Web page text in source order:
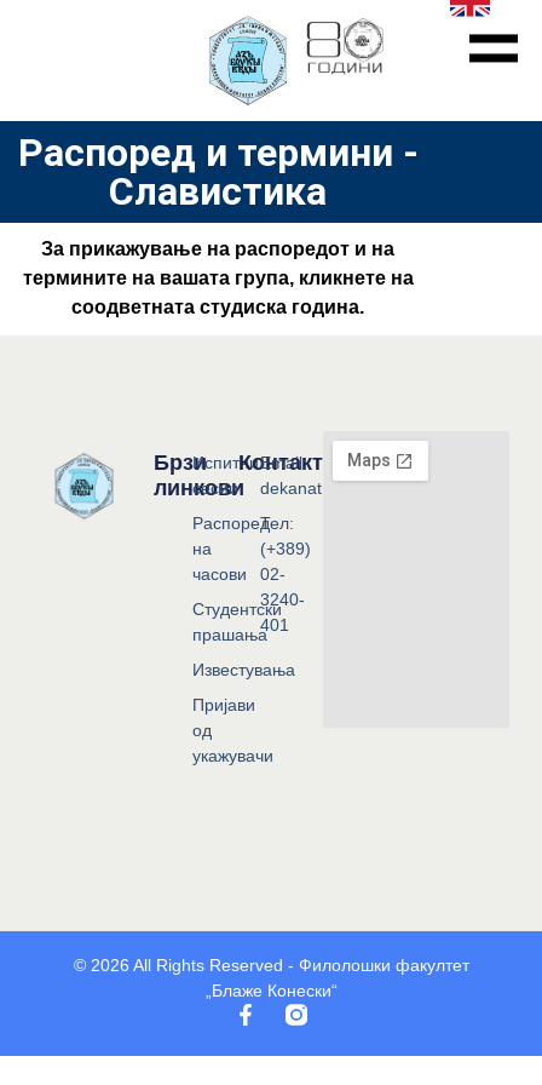
Распоред и термини -
Славистика
За прикажување на распоредот и на
термините на вашата група, кликнете на
соодветната студиска година.
Брзи
линкови
Испитни
сесии
Распоред
на
часови
Студентски
прашања
Известувања
Пријави
од
укажувачи
Контакт
Email:
dekanat@flf.ukim.edu.mk
Тел:
(+389)
02-
3240-
401
© 2026 All Rights Reserved - Филолошки факултет
„Блаже Конески“